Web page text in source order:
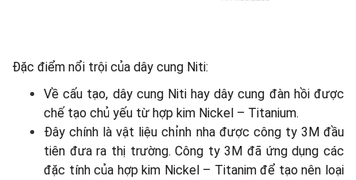
Đặc điểm nổi trội của dây cung Niti:
Về cấu tạo, dây cung Niti hay dây cung đàn hồi được
chế tạo chủ yếu từ hợp kim Nickel – Titanium.
Đây chính là vật liệu chỉnh nha được công ty 3M đầu
tiên đưa ra thị trường. Công ty 3M đã ứng dụng các
đặc tính của hợp kim Nickel – Titanim để tạo nên loại